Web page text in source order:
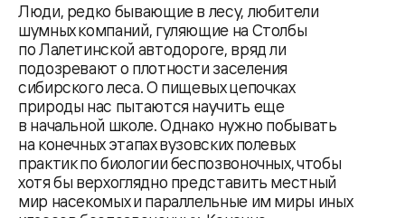
Люди, редко бывающие в лесу, любители
шумных компаний, гуляющие на Столбы
по Лалетинской автодороге, вряд ли
подозревают о плотности заселения
сибирского леса. О пищевых цепочках
природы нас пытаются научить еще
в начальной школе. Однако нужно побывать
на конечных этапах вузовских полевых
практик по биологии беспозвоночных, чтобы
хотя бы верхоглядно представить местный
мир насекомых и параллельные им миры иных